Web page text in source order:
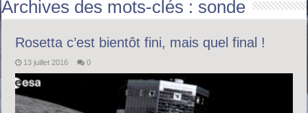
Archives des mots-clés : sonde
Rosetta c’est bientôt fini, mais quel final !
13 juillet 2016 0